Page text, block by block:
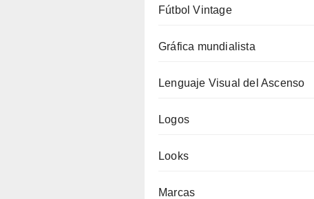
Fútbol Vintage
Gráfica mundialista
Lenguaje Visual del Ascenso
Logos
Looks
Marcas